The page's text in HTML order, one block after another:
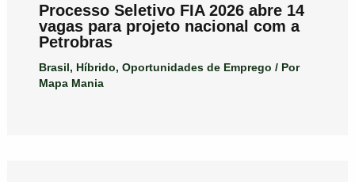
Processo Seletivo FIA 2026 abre 14
vagas para projeto nacional com a
Petrobras
Brasil, Híbrido, Oportunidades de Emprego / Por
Mapa Mania